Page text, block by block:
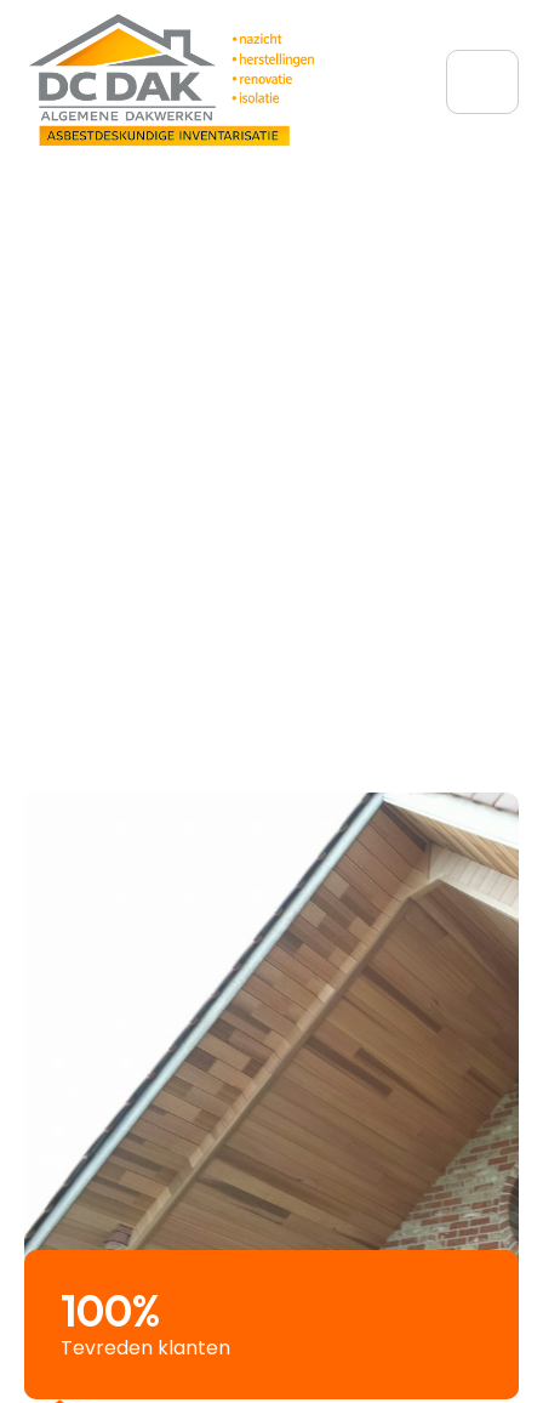
100%
Tevreden klanten